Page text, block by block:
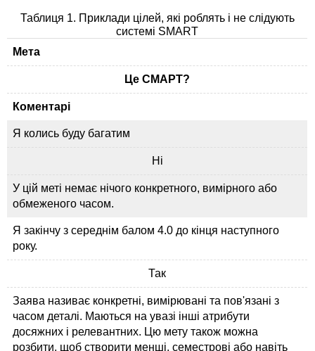
Таблиця 1. Приклади цілей, які роблять і не слідують
системі SMART
Мета
Це СМАРТ?
Коментарі
Я колись буду багатим
Ні
У цій меті немає нічого конкретного, вимірного або
обмеженого часом.
Я закінчу з середнім балом 4.0 до кінця наступного
року.
Так
Заява називає конкретні, вимірювані та пов'язані з
часом деталі. Маються на увазі інші атрибути
досяжних і релевантних. Цю мету також можна
розбити, щоб створити менші, семестрові або навіть